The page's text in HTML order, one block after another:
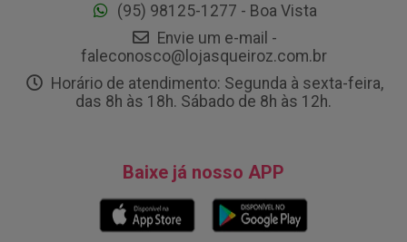
(95) 98125-1277 - Boa Vista
Envie um e-mail -
faleconosco@lojasqueiroz.com.br
Horário de atendimento: Segunda à sexta-feira,
das 8h às 18h. Sábado de 8h às 12h.
Baixe já nosso APP